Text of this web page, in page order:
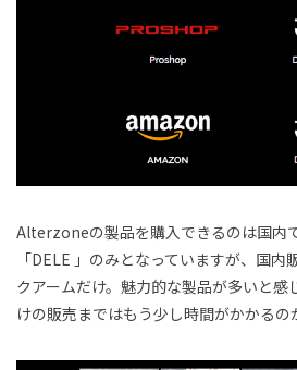
Alterzoneの製品を購入できるのは国内
「DELE 」のみとなっていますが、国
クアームだけ。魅力的な製品が多いと感
けの販売まではもう少し時間がかかるの